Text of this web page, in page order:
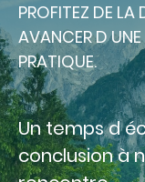
PROFITEZ DE
AVANCER D
PRATIQUE.
Un temps d
conclusion à